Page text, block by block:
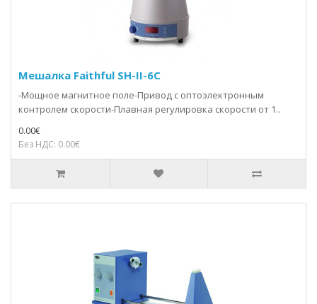
Мешалка Faithful SH-II-6C
-Мощное магнитное поле-Привод с оптоэлектронным
контролем скорости-Плавная регулировка скорости от 1..
0.00€
Без НДС: 0.00€